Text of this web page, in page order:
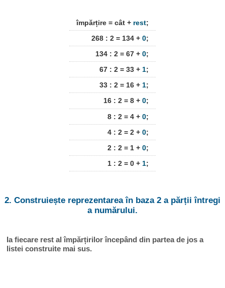
împărțire = cât + rest;
268 : 2 = 134 + 0;
134 : 2 = 67 + 0;
67 : 2 = 33 + 1;
33 : 2 = 16 + 1;
16 : 2 = 8 + 0;
8 : 2 = 4 + 0;
4 : 2 = 2 + 0;
2 : 2 = 1 + 0;
1 : 2 = 0 + 1;
2. Construiește reprezentarea în baza 2 a părții întregi
a numărului.
Ia fiecare rest al împărțirilor începând din partea de jos a
listei construite mai sus.